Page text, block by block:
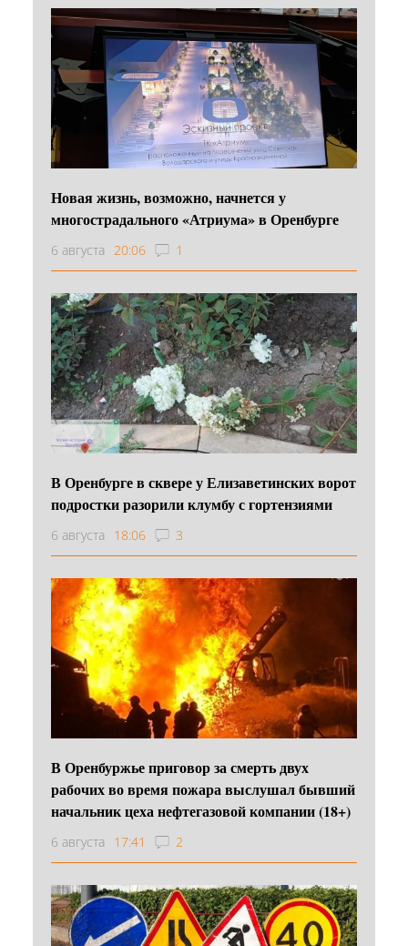
Новая жизнь, возможно, начнется у
многострадального «Атриума» в Оренбурге
6 августа 20:06 1
В Оренбурге в сквере у Елизаветинских ворот
подростки разорили клумбу с гортензиями
6 августа 18:06 3
В Оренбуржье приговор за смерть двух
рабочих во время пожара выслушал бывший
начальник цеха нефтегазовой компании (18+)
6 августа 17:41 2